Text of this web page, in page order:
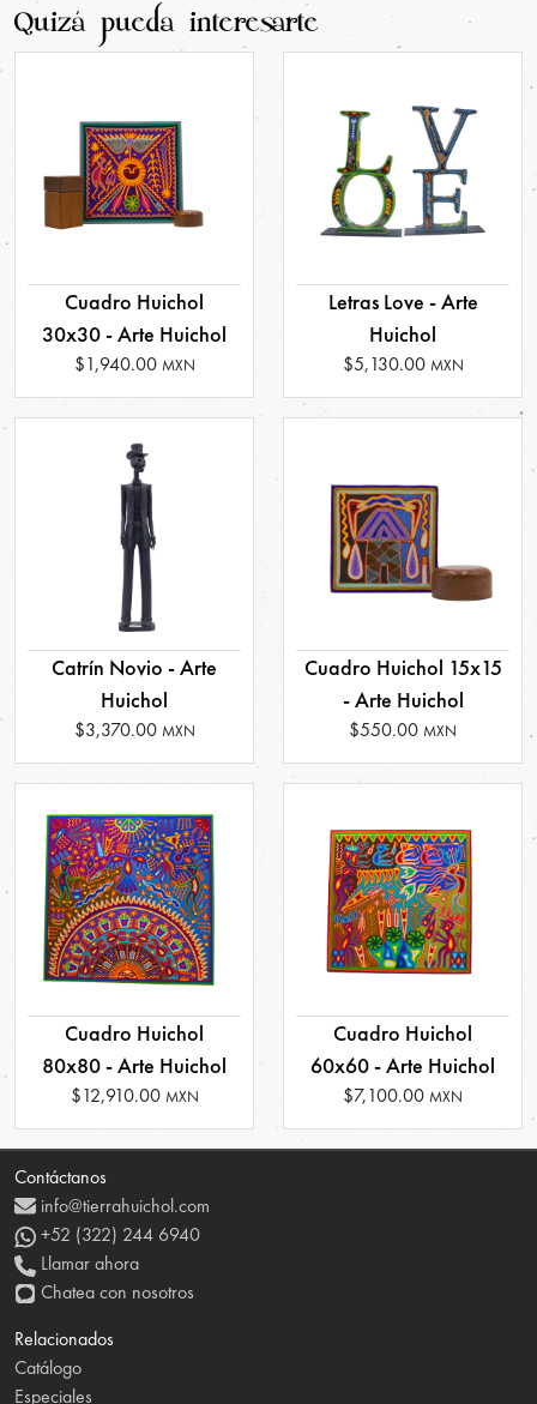
Quizá pueda interesarte
Cuadro Huichol
30x30 - Arte Huichol
$1,940.00 MXN
Letras Love - Arte
Huichol
$5,130.00 MXN
Catrín Novio - Arte
Huichol
$3,370.00 MXN
Cuadro Huichol 15x15
- Arte Huichol
$550.00 MXN
Cuadro Huichol
80x80 - Arte Huichol
$12,910.00 MXN
Cuadro Huichol
60x60 - Arte Huichol
$7,100.00 MXN
Contáctanos
info@tierrahuichol.com
+52 (322) 244 6940
Llamar ahora
Chatea con nosotros
Relacionados
Catálogo
Especiales